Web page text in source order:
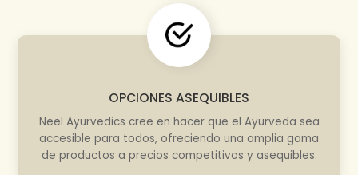
OPCIONES ASEQUIBLES
Neel Ayurvedics cree en hacer que el Ayurveda sea
accesible para todos, ofreciendo una amplia gama
de productos a precios competitivos y asequibles.